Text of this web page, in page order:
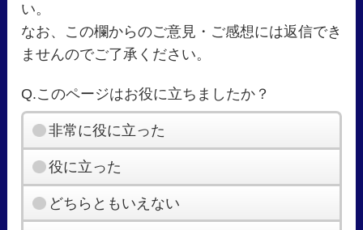
い。
なお、この欄からのご意見・ご感想には返信でき
ませんのでご了承ください。
Q.このページはお役に立ちましたか？
非常に役に立った
役に立った
どちらともいえない